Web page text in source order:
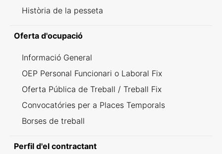
Història de la pesseta
Oferta d'ocupació
Informació General
OEP Personal Funcionari o Laboral Fix
Oferta Pública de Treball / Treball Fix
Convocatóries per a Places Temporals
Borses de treball
Perfil d'el contractant